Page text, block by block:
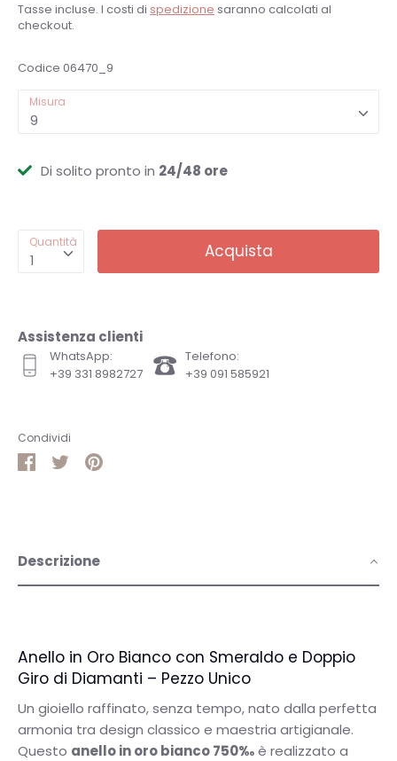
Tasse incluse. I costi di spedizione saranno calcolati al
checkout.
Codice 06470_9
Misura
9
Di solito pronto in 24/48 ore
Quantità
1 Acquista
Assistenza clienti
WhatsApp:
+39 331 8982727
Telefono:
+39 091 585921
Condividi
CondividiCondividi
Pin
Descrizione
Anello in Oro Bianco con Smeraldo e Doppio
Giro di Diamanti – Pezzo Unico
Un gioiello raffinato, senza tempo, nato dalla perfetta
armonia tra design classico e maestria artigianale.
Questo anello in oro bianco 750‰è realizzato a